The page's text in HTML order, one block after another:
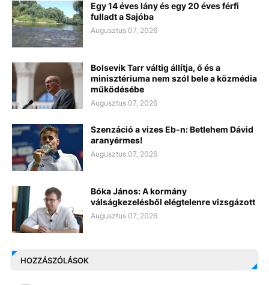
Egy 14 éves lány és egy 20 éves férfi
fulladt a Sajóba
Augusztus 07, 2026
Bolsevik Tarr váltig állítja, ő és a
minisztériuma nem szól bele a közmédia
működésébe
Augusztus 07, 2026
Szenzáció a vizes Eb-n: Betlehem Dávid
aranyérmes!
Augusztus 07, 2026
Bóka János: A kormány
válságkezelésből elégtelenre vizsgázott
Augusztus 07, 2026
HOZZÁSZÓLÁSOK